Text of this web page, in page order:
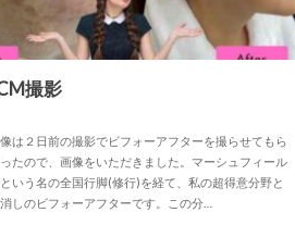
撮影
像は２日前の撮影でビフォーアフターを撮らせてもら
たので、画像をいただきました。マーシュフィール
という名の全国行脚(修行)を経て、私の超得意分野と
しのビフォーアフターです。この分…